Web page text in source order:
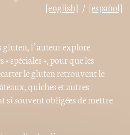
[english] [español]
gluten, l’auteur explore
spéciales », pour que les
le gluten retrouvent le
quiches et autres
si souvent obligées de mettre